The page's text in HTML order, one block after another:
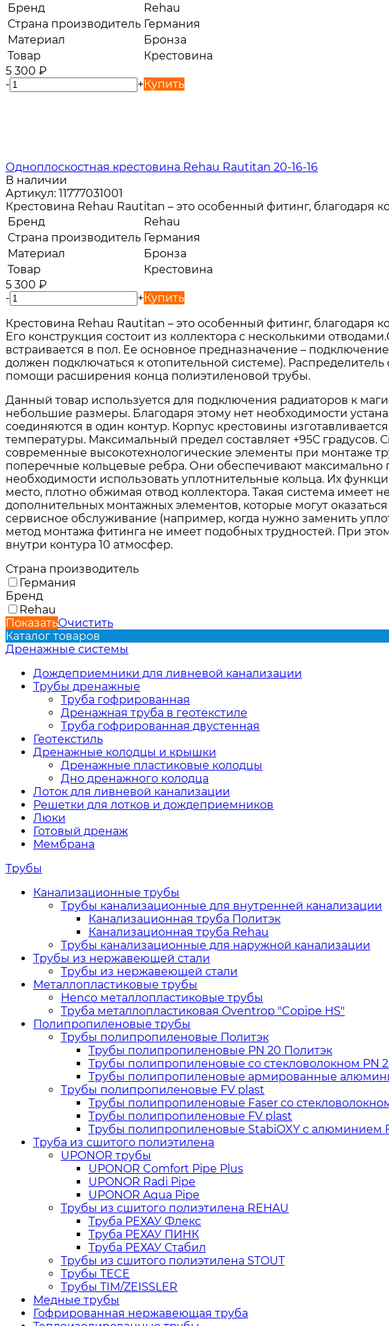
Бренд
Rehau
Страна производитель Германия
Материал
Бронза
Товар
Крестовина
5 300 ₽
-
+Купить
Одноплоскостная крестовина Rehau Rautitan 20-16-16
В наличии
Артикул: 11777031001
Крестовина Rehau Rautitan – это особенный фитинг, благодаря
Бренд
Rehau
Страна производитель Германия
Материал
Бронза
Товар
Крестовина
5 300 ₽
-
+Купить
Крестовина Rehau Rautitan – это особенный фитинг, благодаря
Его конструкция состоит из коллектора с несколькими
встраивается в пол. Ее основное предназначение –
должен подключаться к отопительной системе).
помощи расширения конца полиэтиленовой трубы.
Данный товар используется для подключения радиаторов к
небольшие размеры. Благодаря этому нет необходимости
соединяются в один контур. Корпус крестовины
температуры. Максимальный предел составляет +95С
современные высокотехнологические элементы при монтаже
поперечные кольцевые ребра. Они обеспечивают максимально
необходимости использовать уплотнительные кольца. Их
место, плотно обжимая отвод коллектора. Такая система
дополнительных монтажных элементов, которые могут
сервисное обслуживание (например, когда нужно заменить
метод монтажа фитинга не имеет подобных трудностей. При
внутри контура 10 атмосфер.
Страна производитель
Германия
Бренд
Rehau
ПоказатьОчистить
Каталог товаров
Дренажные системы
Дождеприемники для ливневой канализации
Трубы дренажные
Труба гофрированная
Дренажная труба в геотекстиле
Труба гофрированная двустенная
Геотекстиль
Дренажные колодцы и крышки
Дренажные пластиковые колодцы
Дно дренажного колодца
Лоток для ливневой канализации
Решетки для лотков и дождеприемников
Люки
Готовый дренаж
Мембрана
Трубы
Канализационные трубы
Трубы канализационные для внутренней канализации
Канализационная труба Политэк
Канализационная труба Rehau
Трубы канализационные для наружной канализации
Трубы из нержавеющей стали
Трубы из нержавеющей стали
Металлопластиковые трубы
Henco металлопластиковые трубы
Труба металлопластиковая Oventrop "Copipe HS"
Полипропиленовые трубы
Трубы полипропиленовые Политэк
Трубы полипропиленовые PN 20 Политэк
Трубы полипропиленовые со стекловолокном PN
Трубы полипропиленовые армированные
Трубы полипропиленовые FV plast
Трубы полипропиленовые Faser со
Трубы полипропиленовые FV plast
Трубы полипропиленовые StabiOXY с алюминием
Труба из сшитого полиэтилена
UPONOR трубы
UPONOR Comfort Pipe Plus
UPONOR Radi Pipe
UPONOR Aqua Pipe
Трубы из сшитого полиэтилена REHAU
Труба РЕХАУ Флекс
Труба РЕХАУ ПИНК
Труба РЕХАУ Стабил
Трубы из сшитого полиэтилена STOUT
Трубы TECE
Трубы TIM/ZEISSLER
Медные трубы
Гофрированная нержавеющая труба